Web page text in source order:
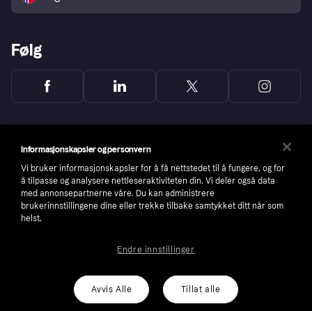
Følg
number: 556737-0431
Cookies Klarna.com
Informasjonskapsler og personvern
Vi bruker informasjonskapsler for å få nettstedet til å fungere, og for
å tilpasse og analysere nettleseraktiviteten din. Vi deler også data
med annonsepartnerne våre. Du kan administrere
brukerinnstillingene dine eller trekke tilbake samtykket ditt når som
helst.
Avvis Alle Tillat alle
Endre innstillinger